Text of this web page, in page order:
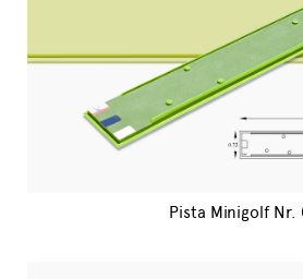
Pista Minigolf Nr.